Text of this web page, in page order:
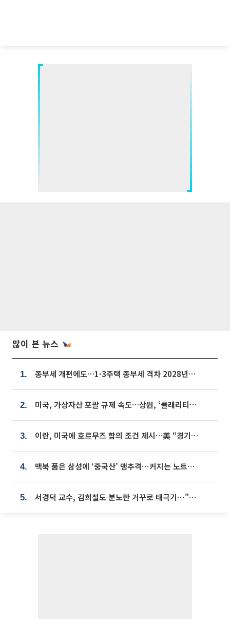
많이 본 뉴스
1. 종부세 개편에도…1·3주택 종부세 격차 2028년부터 확대
2. 미국, 가상자산 포괄 규제 속도…상원, ‘클래리티법’ 9월 절차투표 추진
3. 이란, 미국에 호르무즈 합의 조건 제시…美 “경기 아직 안 끝나” [종합]
4. 맥북 품은 삼성에 ‘중국산’ 맹추격⋯커지는 노트북 OLED 시장
5. 서경덕 교수, 김희철도 분노한 거꾸로 태극기⋯"엉터리는 아냐, 아쉬울 뿐"